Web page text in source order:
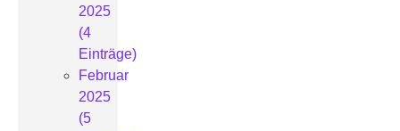
2025
(4
Einträge)
Februar
2025
(5